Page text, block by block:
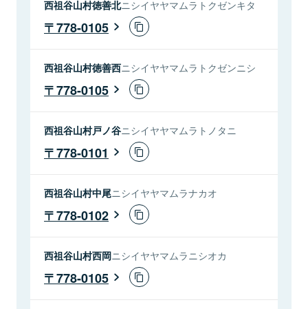
西祖谷山村徳善北ニシイヤヤマムラトクゼンキタ
778-0105
西祖谷山村徳善西ニシイヤヤマムラトクゼンニシ
778-0105
西祖谷山村戸ノ谷ニシイヤヤマムラトノタニ
778-0101
西祖谷山村中尾ニシイヤヤマムラナカオ
778-0102
西祖谷山村西岡ニシイヤヤマムラニシオカ
778-0105